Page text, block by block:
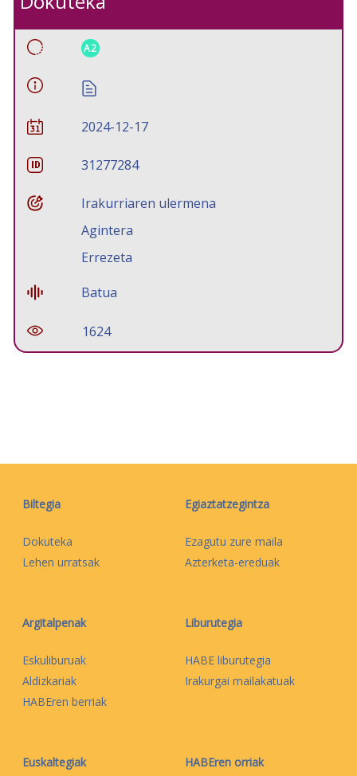
A2
2024-12-17
31277284
Irakurriaren ulermena
Agintera
Errezeta
Batua
1624
Biltegia
Dokuteka
Lehen urratsak
Egiaztatzegintza
Ezagutu zure maila
Azterketa-ereduak
Argitalpenak
Eskuliburuak
Aldizkariak
HABEren berriak
Liburutegia
HABE liburutegia
Irakurgai mailakatuak
Euskaltegiak HABEren orriak